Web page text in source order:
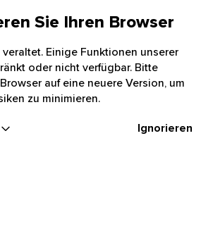
Sie Ihren Browser
Einige Funktionen unserer
oder nicht verfügbar. Bitte
auf eine neuere Version, um
zu minimieren.
Ignorieren